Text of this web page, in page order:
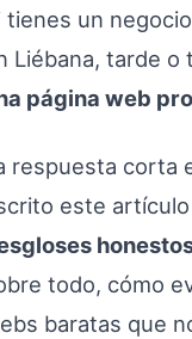
tienes un
Liébana, tarde
página web
respuesta corta
este
todo, cómo
baratas que